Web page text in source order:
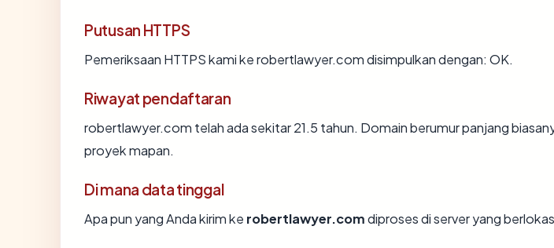
Putusan HTTPS
Pemeriksaan HTTPS kami ke robertlawyer.com disimpulkan dengan: OK.
Riwayat pendaftaran
robertlawyer.com telah ada sekitar 21.5 tahun. Domain berumur panjang
proyek mapan.
Di mana data tinggal
Apa pun yang Anda kirim ke robertlawyer.comdiproses di server yang